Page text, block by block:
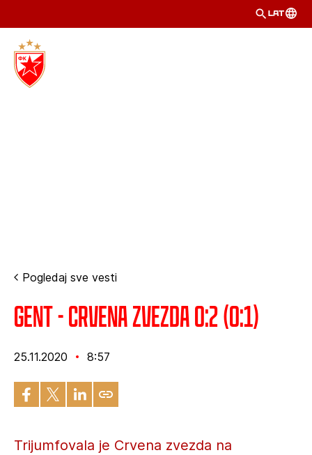
LAT
Pogledaj sve vesti
Gent - Crvena zvezda 0:2 (0:1)
25.11.2020 8:57
Trijumfovala je Crvena zvezda na